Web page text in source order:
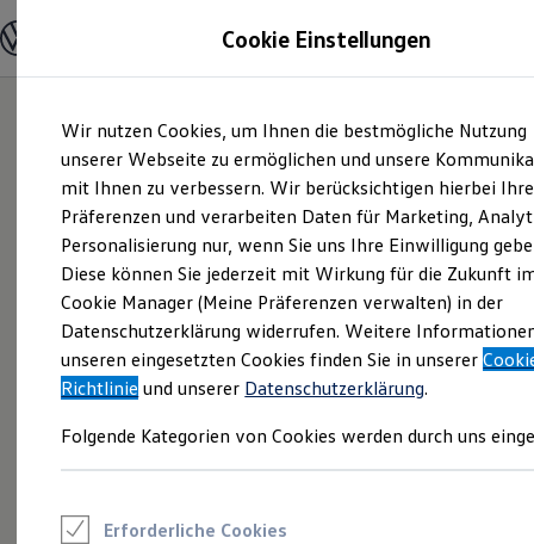
Hauptinhalt
springen
Footer
springen
Modelle und Konfigurator
Modelle vergleichen
Elektroautos
ENERGY Sondermodelle
Nutzfahrzeuge
SUV und CUV
Familienautos
Kombis
Kompaktwagen
Sportwagen
Schnell verfügbare Fahrzeuge
Angebote und Produkte
Aktuelle Angebote
E-Auto-Förderung
Volkswagen Marktplatz
Junge Gebrauchtwagen und Gebrauchtwagen
Saisonangebote
Cookie Einstellungen
Wir nutzen Cookies, um Ihnen die bestmögliche Nutzung
unserer Webseite zu ermöglichen und unsere
mit Ihnen zu verbessern. Wir berücksichtigen hierbei Ihre
Präferenzen und verarbeiten Daten für Marketing,
Personalisierung nur, wenn Sie uns Ihre Einwilligung
Diese können Sie jederzeit mit Wirkung für die Zukunft
Cookie Manager (Meine Präferenzen verwalten) in der
Datenschutzerklärung widerrufen. Weitere
unseren eingesetzten Cookies finden Sie in unserer
Richtlinie und unserer Datenschutzerklärung.
Folgende Kategorien von Cookies werden durch uns
Erforderliche Cookies